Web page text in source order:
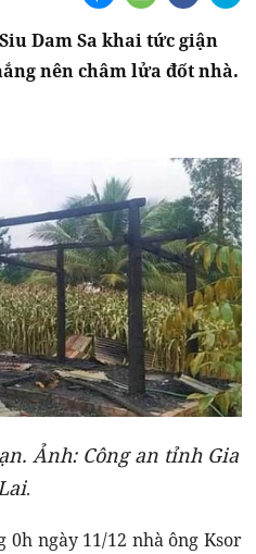
Dam Sa khai tức giận
nên châm lửa đốt nhà.
Ảnh: Công an tỉnh Gia
.
0h ngày 11/12 nhà ông Ksor